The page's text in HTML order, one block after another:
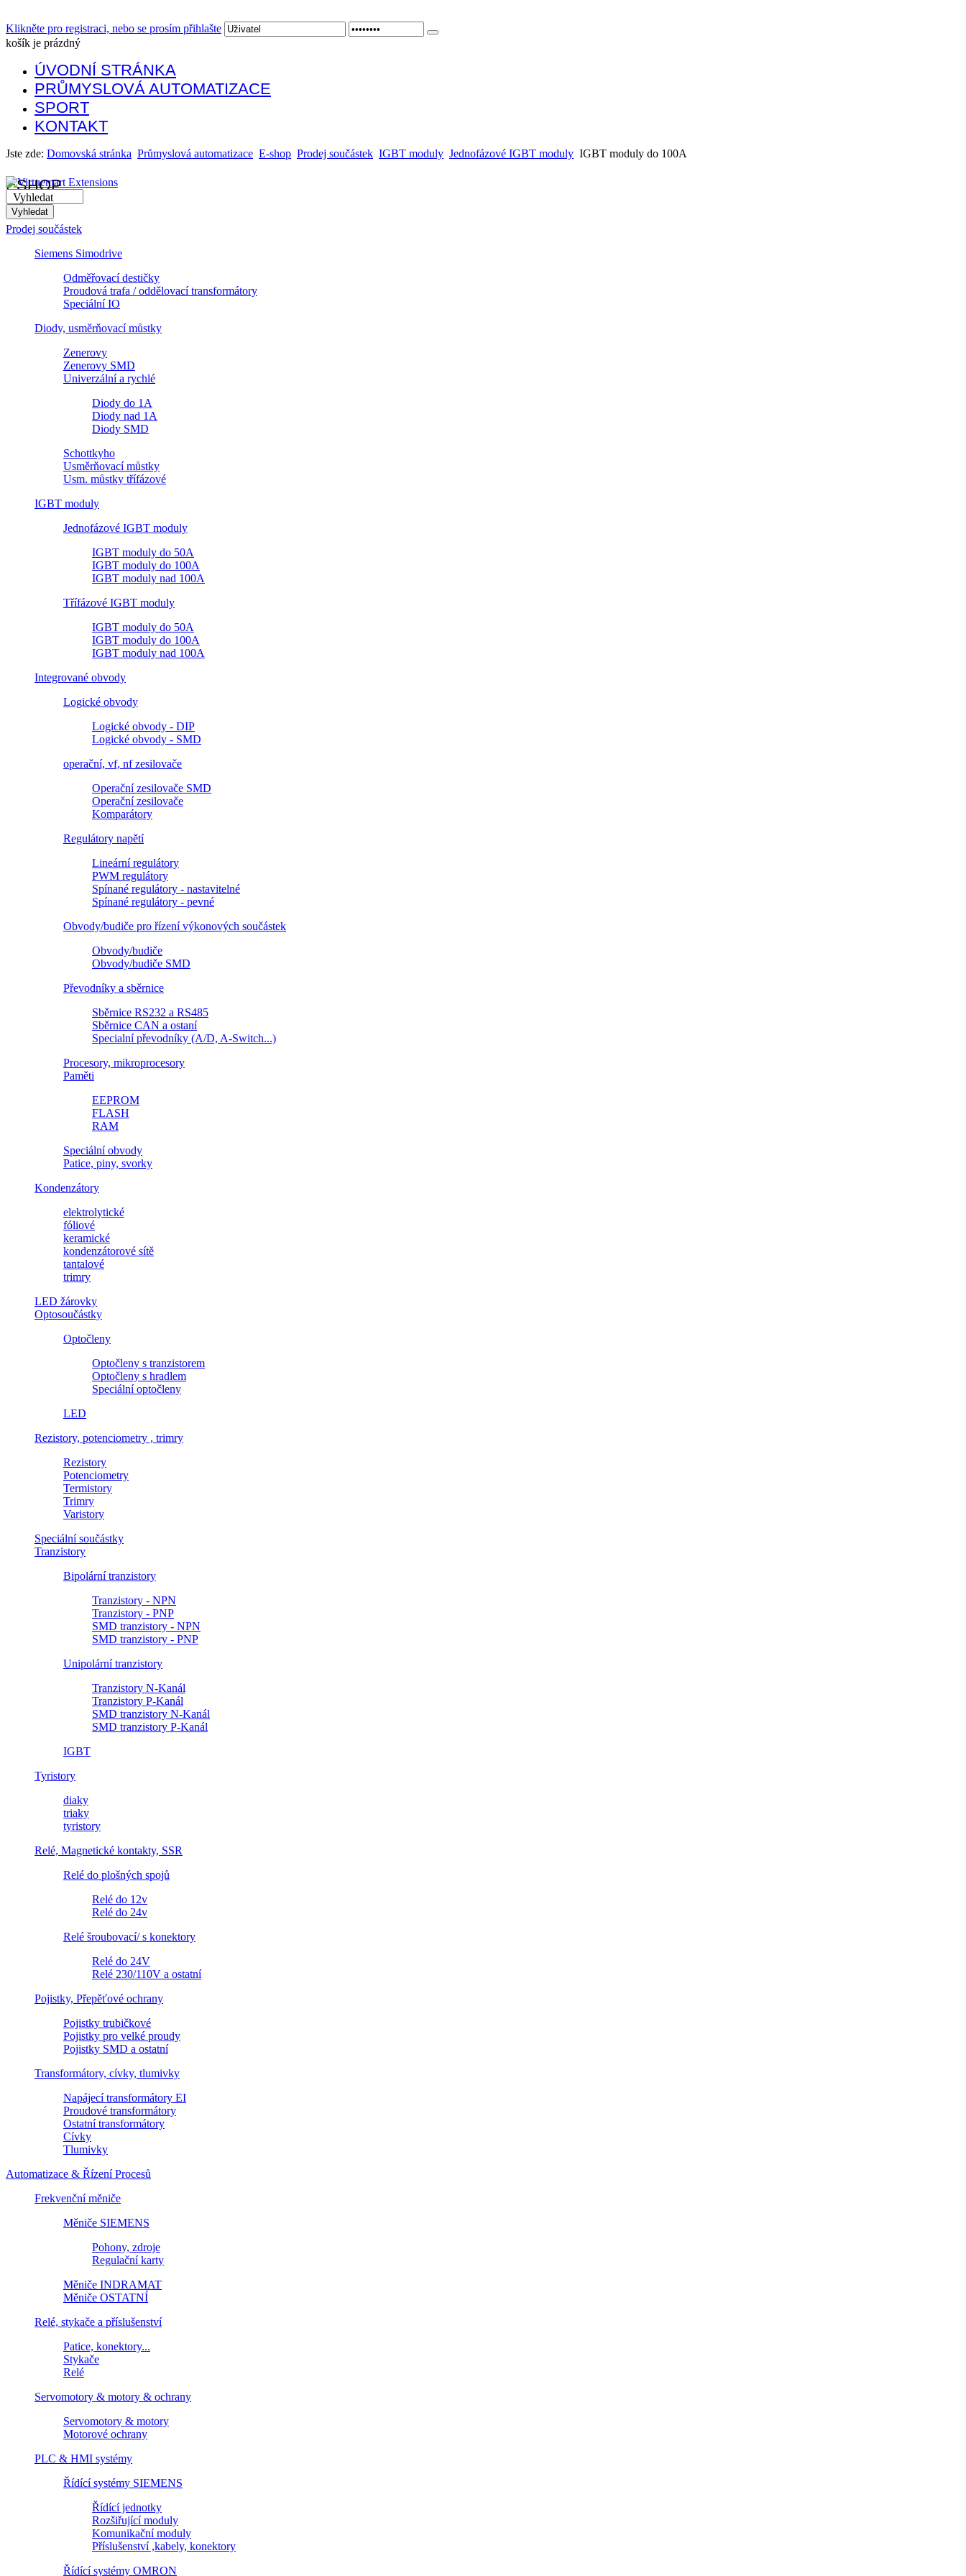
Klikněte pro registraci, nebo se prosím přihlašte
košík je prázdný
ÚVODNÍ STRÁNKA
PRŮMYSLOVÁ AUTOMATIZACE
SPORT
KONTAKT
Jste zde: Domovská stránka Průmyslová automatizace E-shop Prodej součástek IGBT moduly Jednofázové IGBT moduly IGBT moduly do 100A
Vyhledat
ESHOP
Prodej součástek
Siemens Simodrive
Odměřovací destičky
Proudová trafa / oddělovací transformátory
Speciální IO
Diody, usměrňovací můstky
Zenerovy
Zenerovy SMD
Univerzální a rychlé
Diody do 1A
Diody nad 1A
Diody SMD
Schottkyho
Usměrňovací můstky
Usm. můstky třífázové
IGBT moduly
Jednofázové IGBT moduly
IGBT moduly do 50A
IGBT moduly do 100A
IGBT moduly nad 100A
Třífázové IGBT moduly
IGBT moduly do 50A
IGBT moduly do 100A
IGBT moduly nad 100A
Integrované obvody
Logické obvody
Logické obvody - DIP
Logické obvody - SMD
operační, vf, nf zesilovače
Operační zesilovače SMD
Operační zesilovače
Komparátory
Regulátory napětí
Lineární regulátory
PWM regulátory
Spínané regulátory - nastavitelné
Spínané regulátory - pevné
Obvody/budiče pro řízení výkonových součástek
Obvody/budiče
Obvody/budiče SMD
Převodníky a sběrnice
Sběrnice RS232 a RS485
Sběrnice CAN a ostaní
Specialní převodníky (A/D, A-Switch...)
Procesory, mikroprocesory
Paměti
EEPROM
FLASH
RAM
Speciální obvody
Patice, piny, svorky
Kondenzátory
elektrolytické
fóliové
keramické
kondenzátorové sítě
tantalové
trimry
LED žárovky
Optosoučástky
Optočleny
Optočleny s tranzistorem
Optočleny s hradlem
Speciální optočleny
LED
Rezistory, potenciometry , trimry
Rezistory
Potenciometry
Termistory
Trimry
Varistory
Speciální součástky
Tranzistory
Bipolární tranzistory
Tranzistory - NPN
Tranzistory - PNP
SMD tranzistory - NPN
SMD tranzistory - PNP
Unipolární tranzistory
Tranzistory N-Kanál
Tranzistory P-Kanál
SMD tranzistory N-Kanál
SMD tranzistory P-Kanál
IGBT
Tyristory
diaky
triaky
tyristory
Relé, Magnetické kontakty, SSR
Relé do plošných spojů
Relé do 12v
Relé do 24v
Relé šroubovací/ s konektory
Relé do 24V
Relé 230/110V a ostatní
Pojistky, Přepěťové ochrany
Pojistky trubičkové
Pojistky pro velké proudy
Pojistky SMD a ostatní
Transformátory, cívky, tlumivky
Napájecí transformátory EI
Proudové transformátory
Ostatní transformátory
Cívky
Tlumivky
Automatizace & Řízení Procesů
Frekvenční měniče
Měniče SIEMENS
Pohony, zdroje
Regulační karty
Měniče INDRAMAT
Měniče OSTATNÍ
Relé, stykače a příslušenství
Patice, konektory...
Stykače
Relé
Servomotory & motory & ochrany
Servomotory & motory
Motorové ochrany
PLC & HMI systémy
Řídící systémy SIEMENS
Řídící jednotky
Rozšiřující moduly
Komunikační moduly
Příslušenství ,kabely, konektory
Řídící systémy OMRON